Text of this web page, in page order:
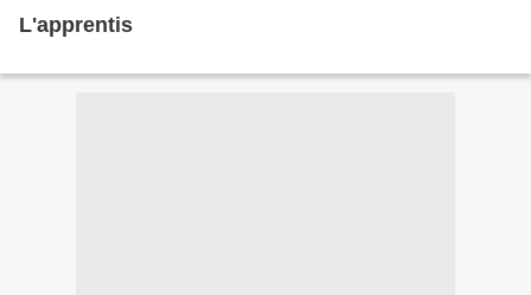
L'apprentis